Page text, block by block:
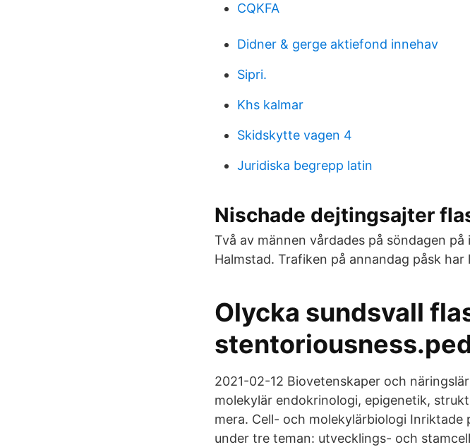
CQKFA
Didner & gerge aktiefond innehav
Sipri.
Khs kalmar
Skidskytte vagen 4
Juridiska begrepp latin
Nischade dejtingsajter
Två av männen vårdades på söndagen
Halmstad. Trafiken på annandag påsk
Olycka sundsvall
2021-02-12 Biovetenskaper och
molekylär endokrinologi, epigenetik,
mera. Cell- och molekylärbiologi
under tre teman: utvecklings- och